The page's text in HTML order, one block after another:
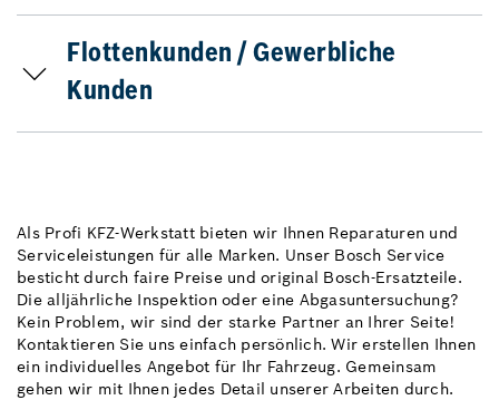
Flottenkunden / Gewerbliche
Kunden
Als Profi KFZ-Werkstatt bieten wir Ihnen Reparaturen und
Serviceleistungen für alle Marken. Unser Bosch Service
besticht durch faire Preise und original Bosch-Ersatzteile.
Die alljährliche Inspektion oder eine Abgasuntersuchung?
Kein Problem, wir sind der starke Partner an Ihrer Seite!
Kontaktieren Sie uns einfach persönlich. Wir erstellen Ihnen
ein individuelles Angebot für Ihr Fahrzeug. Gemeinsam
gehen wir mit Ihnen jedes Detail unserer Arbeiten durch.